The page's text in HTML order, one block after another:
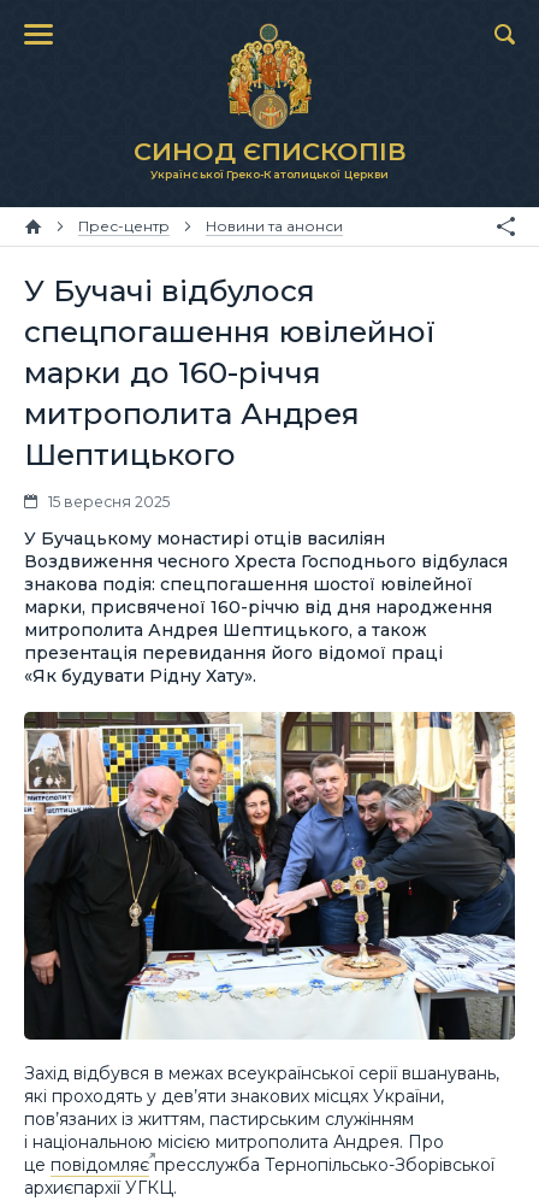
СИНОД ЄПИСКОПІВ
Української Греко-Католицької Церкви
Прес-центр Новини та анонси
У Бучачі відбулося
спецпогашення ювілейної
марки до 160-річчя
митрополита Андрея
Шептицького
15 вересня 2025
У Бучацькому монастирі отців василіян
Воздвиження чесного Хреста Господнього відбулася
знакова подія: спецпогашення шостої ювілейної
марки, присвяченої 160-річчю від дня народження
митрополита Андрея Шептицького, а також
презентація перевидання його відомої праці
«Як будувати Рідну Хату».
Захід відбувся в межах всеукраїнської серії вшанувань,
які проходять у дев’яти знакових місцях України,
пов’язаних із життям, пастирським служінням
і національною місією митрополита Андрея. Про
це повідомляєпресслужба Тернопільсько-Зборівської
архиєпархії УГКЦ.